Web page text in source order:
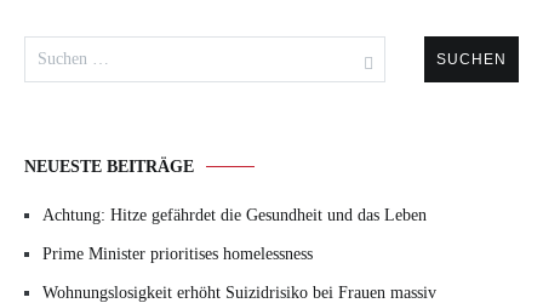
nach:
NEUESTE BEITRÄGE
Achtung: Hitze gefährdet die Gesundheit und das Leben
Prime Minister prioritises homelessness
Wohnungslosigkeit erhöht Suizidrisiko bei Frauen massiv